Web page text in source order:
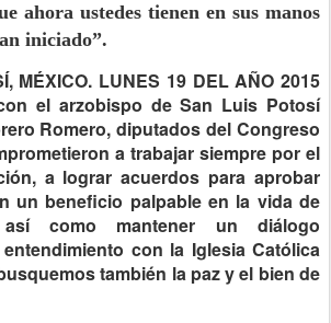
ahora ustedes tienen en sus manos
iniciado”.
MÉXICO. LUNES 19 DEL AÑO 2015
el arzobispo de San Luis Potosí
Romero, diputados del Congreso
a trabajar siempre por el
a lograr acuerdos para aprobar
un beneficio palpable en la vida de
como mantener un diálogo
con la Iglesia Católica
también la paz y el bien de